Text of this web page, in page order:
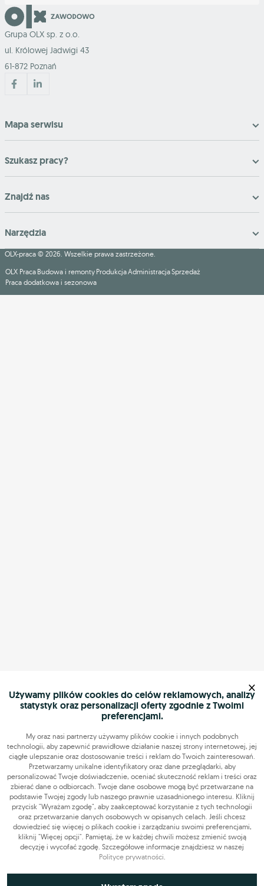
Grupa OLX sp. z o.o.
ul. Królowej Jadwigi 43
61-872 Poznań
Mapa serwisu
Szukasz pracy?
Znajdź nas
Narzędzia
OLX-praca © 2026. Wszelkie prawa zastrzeżone.
OLX Praca Budowa i remonty ProdukcjaAdministracjaSprzedaż
Praca dodatkowa i sezonowa
Używamy plików cookies do celów reklamowych, analizy
statystyk oraz personalizacji oferty zgodnie z Twoimi
preferencjami.
My oraz nasi partnerzy używamy plików cookie i innych podobnych
technologii, aby zapewnić prawidłowe działanie naszej strony internetowej, jej
ciągłe ulepszanie oraz dostosowanie treści i reklam do Twoich zainteresowań.
Przetwarzamy unikalne identyfikatory oraz dane przeglądarki, aby
personalizować Twoje doświadczenie, oceniać skuteczność reklam i treści oraz
zbierać dane o odbiorcach. Twoje dane osobowe mogą być przetwarzane na
podstawie Twojej zgody lub naszego prawnie uzasadnionego interesu. Kliknij
przycisk "Wyrażam zgodę", aby zaakceptować korzystanie z tych technologii
oraz przetwarzanie danych osobowych w opisanych celach. Jeśli chcesz
dowiedzieć się więcej o plikach cookie i zarządzaniu swoimi preferencjami,
kliknij "Więcej opcji". Pamiętaj, że w każdej chwili możesz zmienić swoją
decyzję i wycofać zgodę. Szczegółowe informacje znajdziesz w naszej
Polityce prywatności.
Niezbędne do funkcjonowania strony
×